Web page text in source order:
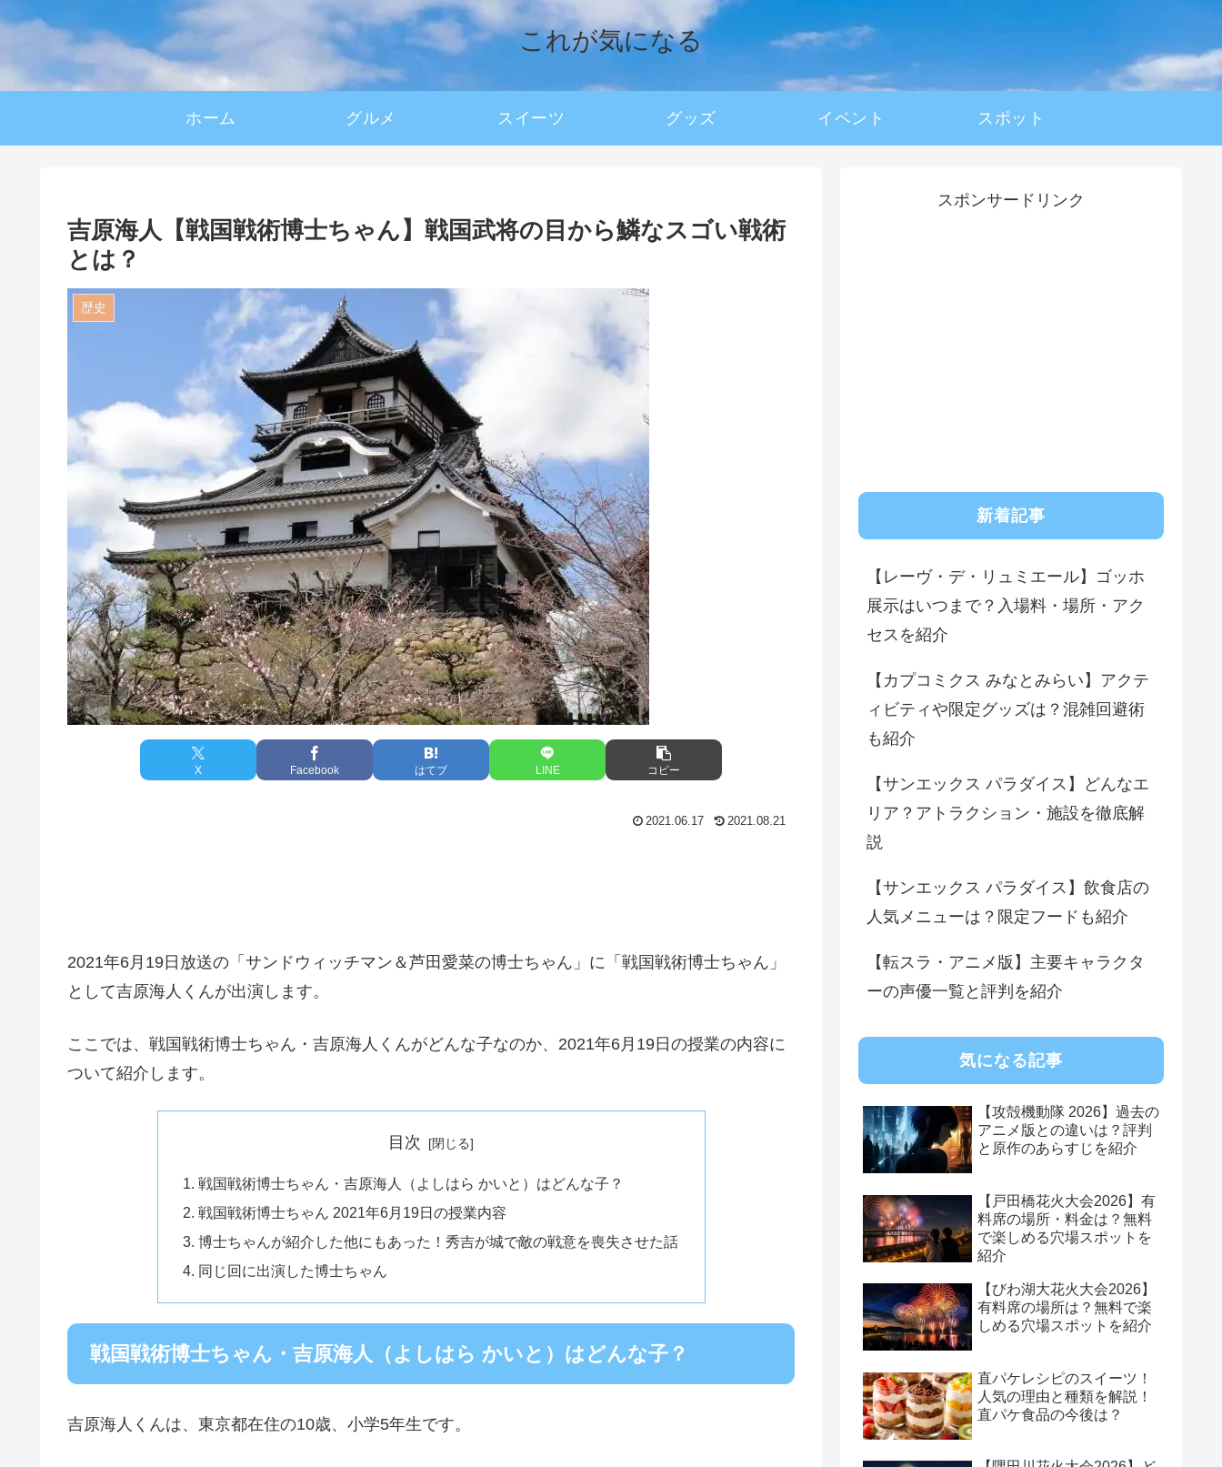
これが気になる
ホーム グルメ スイーツ グッズ イベント スポット
吉原海人【戦国戦術博士ちゃん】戦国武将の目から鱗なスゴい戦術
とは？
歴史
X Facebook はてブ LINE コピー
2021.06.17 2021.08.21
2021年6月19日放送の「サンドウィッチマン＆芦田愛菜の博士ちゃん」に「戦国戦術博士ちゃん」
として吉原海人くんが出演します。
ここでは、戦国戦術博士ちゃん・吉原海人くんがどんな子なのか、2021年6月19日の授業の内容に
ついて紹介します。
目次
戦国戦術博士ちゃん・吉原海人（よしはら かいと）はどんな子？
戦国戦術博士ちゃん 2021年6月19日の授業内容
博士ちゃんが紹介した他にもあった！秀吉が城で敵の戦意を喪失させた話
同じ回に出演した博士ちゃん
戦国戦術博士ちゃん・吉原海人（よしはら かいと）はどんな子？
吉原海人くんは、東京都在住の10歳、小学5年生です。
スポンサードリンク
新着記事
【レーヴ・デ・リュミエール】ゴッホ
展示はいつまで？入場料・場所・アク
セスを紹介
【カプコミクス みなとみらい】アクテ
ィビティや限定グッズは？混雑回避術
も紹介
【サンエックス パラダイス】どんなエ
リア？アトラクション・施設を徹底解
説
【サンエックス パラダイス】飲食店の
人気メニューは？限定フードも紹介
【転スラ・アニメ版】主要キャラクタ
ーの声優一覧と評判を紹介
気になる記事
【攻殻機動隊 2026】過去の
アニメ版との違いは？評判
と原作のあらすじを紹介
【戸田橋花火大会2026】有
料席の場所・料金は？無料
で楽しめる穴場スポットを
紹介
【びわ湖大花火大会2026】
有料席の場所は？無料で楽
しめる穴場スポットを紹介
直パケレシピのスイーツ！
人気の理由と種類を解説！
直パケ食品の今後は？